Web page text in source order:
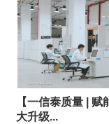
【一信泰质量 |
大升级...